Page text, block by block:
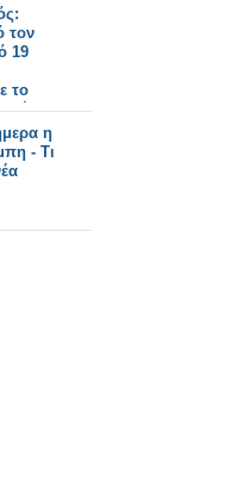
τον
19
το
πήγε
η
- Τι